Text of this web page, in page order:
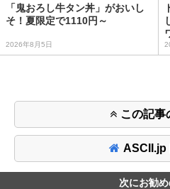
「鬼おろし牛タン丼」がおいし
そ！夏限定で1110円～
2026年8月5日
この記事
ASCII.jp
次にお勧